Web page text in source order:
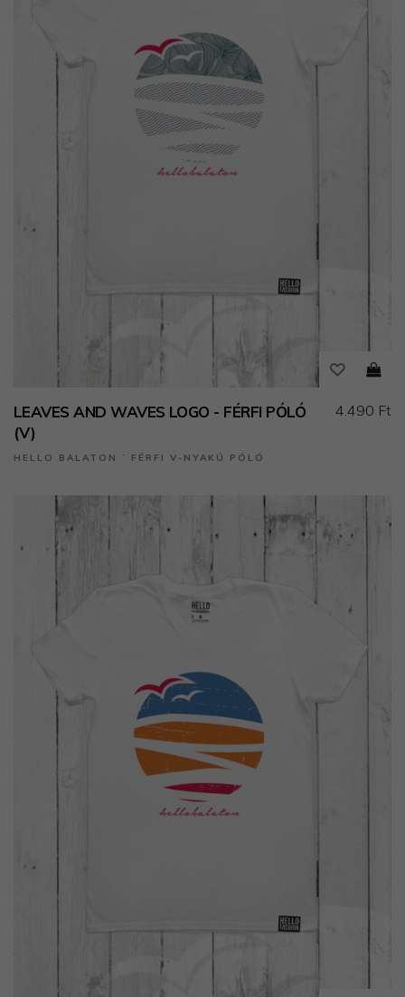
LEAVES AND WAVES LOGO - FÉRFI PÓLÓ
(V)
HELLO BALATON ˙ FÉRFI V-NYAKÚ PÓLÓ
4.490 Ft